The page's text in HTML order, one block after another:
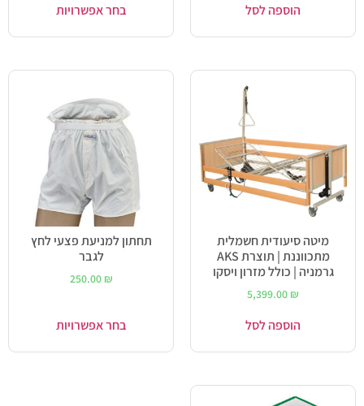
הוספה לסל בחר אפשרויות
מיטה סיעודית חשמלית
מתכווננת | תוצרת AKS
גרמניה | כולל מזרון ויסקו
5,399.00 ₪
הוספה לסל
תחתון למניעת פצעי לחץ
לגבר
250.00 ₪
בחר אפשרויות